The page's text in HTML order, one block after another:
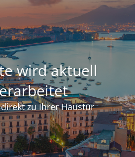
wird aktuell
zu Ihrer Haustür